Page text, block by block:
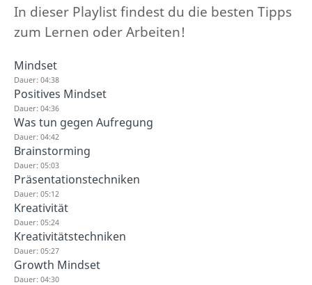
In dieser Playlist findest du die besten Tipps
zum Lernen oder Arbeiten!
Mindset
Dauer: 04:38
Positives Mindset
Dauer: 04:36
Was tun gegen Aufregung
Dauer: 04:42
Brainstorming
Dauer: 05:03
Präsentationstechniken
Dauer: 05:12
Kreativität
Dauer: 05:24
Kreativitätstechniken
Dauer: 05:27
Growth Mindset
Dauer: 04:30